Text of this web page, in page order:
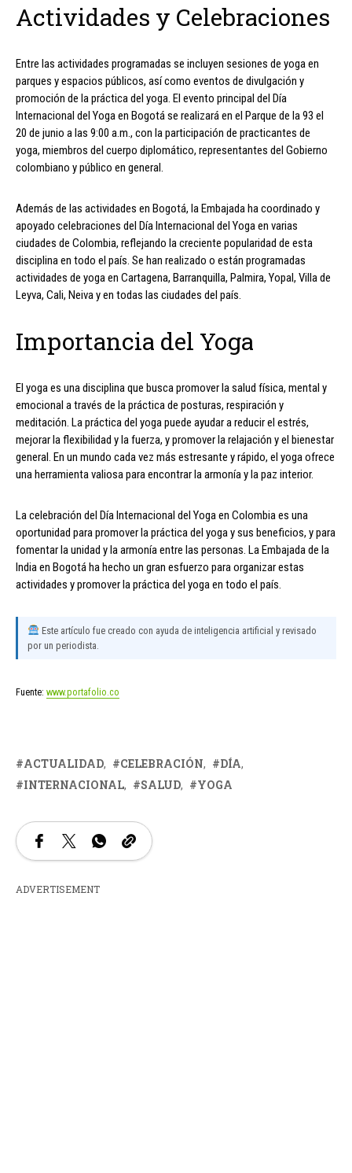
Actividades y Celebraciones
Entre las actividades programadas se incluyen sesiones de yoga en
parques y espacios públicos, así como eventos de divulgación y
promoción de la práctica del yoga. El evento principal del Día
Internacional del Yoga en Bogotá se realizará en el Parque de la 93 el
20 de junio a las 9:00 a.m., con la participación de practicantes de
yoga, miembros del cuerpo diplomático, representantes del Gobierno
colombiano y público en general.
Además de las actividades en Bogotá, la Embajada ha coordinado y
apoyado celebraciones del Día Internacional del Yoga en varias
ciudades de Colombia, reflejando la creciente popularidad de esta
disciplina en todo el país. Se han realizado o están programadas
actividades de yoga en Cartagena, Barranquilla, Palmira, Yopal, Villa de
Leyva, Cali, Neiva y en todas las ciudades del país.
Importancia del Yoga
El yoga es una disciplina que busca promover la salud física, mental y
emocional a través de la práctica de posturas, respiración y
meditación. La práctica del yoga puede ayudar a reducir el estrés,
mejorar la flexibilidad y la fuerza, y promover la relajación y el bienestar
general. En un mundo cada vez más estresante y rápido, el yoga ofrece
una herramienta valiosa para encontrar la armonía y la paz interior.
La celebración del Día Internacional del Yoga en Colombia es una
oportunidad para promover la práctica del yoga y sus beneficios, y para
fomentar la unidad y la armonía entre las personas. La Embajada de la
India en Bogotá ha hecho un gran esfuerzo para organizar estas
actividades y promover la práctica del yoga en todo el país.
Este artículo fue creado con ayuda de inteligencia artificial y revisado
por un periodista.
Fuente: www.portafolio.co
ACTUALIDAD CELEBRACIÓN
DÍA
INTERNACIONAL
SALUD YOGA
ADVERTISEMENT